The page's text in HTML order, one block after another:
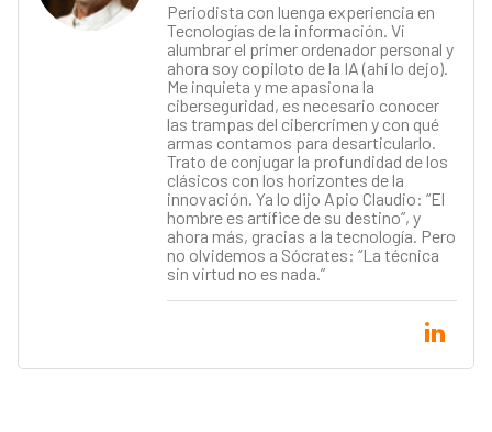
Periodista con luenga experiencia en
Tecnologías de la información. Vi
alumbrar el primer ordenador personal y
ahora soy copiloto de la IA (ahí lo dejo).
Me inquieta y me apasiona la
ciberseguridad, es necesario conocer
las trampas del cibercrimen y con qué
armas contamos para desarticularlo.
Trato de conjugar la profundidad de los
clásicos con los horizontes de la
innovación. Ya lo dijo Apio Claudio: “El
hombre es artífice de su destino”, y
ahora más, gracias a la tecnología. Pero
no olvidemos a Sócrates: “La técnica
sin virtud no es nada.”